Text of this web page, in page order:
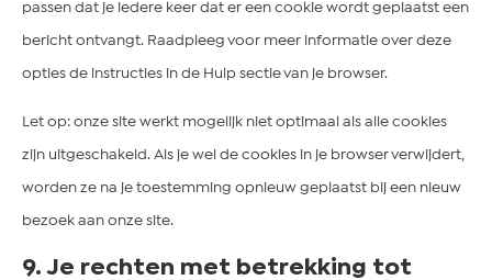
passen dat je iedere keer dat er een cookie wordt geplaatst een
bericht ontvangt. Raadpleeg voor meer informatie over deze
opties de instructies in de Hulp sectie van je browser.
Let op: onze site werkt mogelijk niet optimaal als alle cookies
zijn uitgeschakeld. Als je wel de cookies in je browser verwijdert,
worden ze na je toestemming opnieuw geplaatst bij een nieuw
bezoek aan onze site.
9. Je rechten met betrekking tot